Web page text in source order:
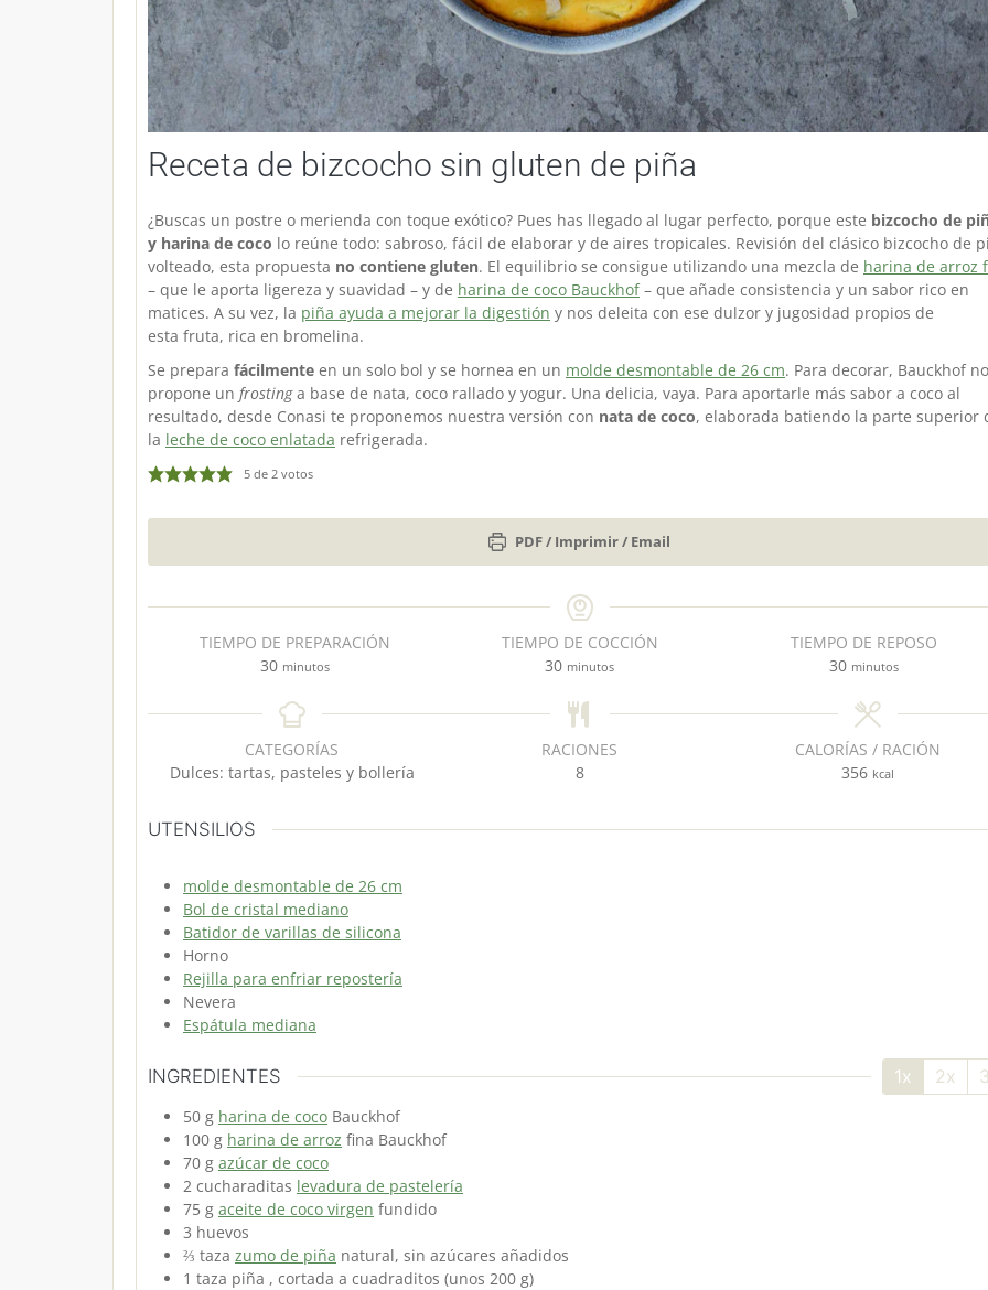
Receta de bizcocho sin gluten de piña
¿Buscas un postre o merienda con toque exótico? Pues has llegado al lugar perfecto, porque este bizcocho de
y harina de coco lo reúne todo: sabroso, fácil de elaborar y de aires tropicales. Revisión del clásico bizcocho de
volteado, esta propuesta no contiene gluten. El equilibrio se consigue utilizando una mezcla de harina de arroz
– que le aporta ligereza y suavidad – y de harina de coco Bauckhof– que añade consistencia y un sabor rico en
matices. A su vez, la piña ayuda a mejorar la digestión y nos deleita con ese dulzor y jugosidad propios de
esta fruta, rica en bromelina.
Se prepara fácilmente en un solo bol y se hornea en un molde desmontable de 26 cm. Para decorar, Bauckhof
propone un frostinga base de nata, coco rallado y yogur. Una delicia, vaya. Para aportarle más sabor a coco al
resultado, desde Conasi te proponemos nuestra versión con nata de coco, elaborada batiendo la parte superior
la leche de coco enlatada refrigerada.
5de 2votos
PDF / Imprimir / Email
TIEMPO DE PREPARACIÓN
30m
n
u
t
o
minutos
TIEMPO DE COCCIÓN
30m
n
u
t
minutos
TIEMPO DE REPOSO
30m
n
u
t
o
minutos
CATEGORÍAS
Dulces: tartas, pasteles y bollería
RACIONES
8
CALORÍAS / RACIÓN
356 kcal
UTENSILIOS
molde desmontable de 26 cm
Bol de cristal mediano
Batidor de varillas de silicona
Horno
Rejilla para enfriar repostería
Nevera
Espátula mediana
INGREDIENTES 1x 2x
50 g harina de coco Bauckhof
100 g harina de arroz fina Bauckhof
70 g azúcar de coco
2 cucharaditas levadura de pastelería
75 g aceite de coco virgen fundido
3 huevos
⅔ taza zumo de piña natural, sin azúcares añadidos
1 taza piña , cortada a cuadraditos (unos 200 g)